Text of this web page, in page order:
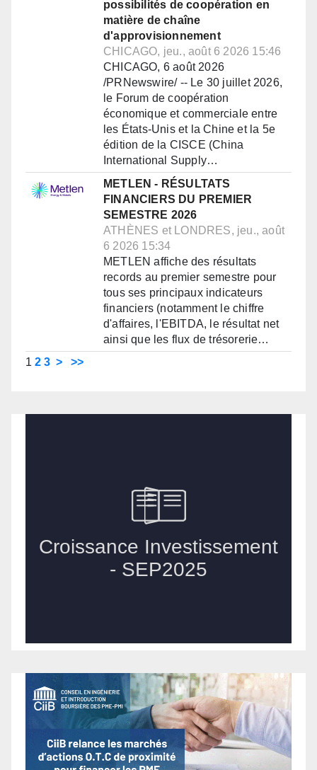
possibilités de coopération en
matière de chaîne
d'approvisionnement
CHICAGO, jeu., août 6 2026 15:46
CHICAGO, 6 août 2026
/PRNewswire/ -- Le 30 juillet 2026,
le Forum de coopération
économique et commerciale entre
les États-Unis et la Chine et la 5e
édition de la CISCE (China
International Supply…
METLEN - RÉSULTATS
FINANCIERS DU PREMIER
SEMESTRE 2026
ATHÈNES et LONDRES, jeu., août
6 2026 15:34
METLEN affiche des résultats
records au premier semestre pour
tous ses principaux indicateurs
financiers (notamment le chiffre
d'affaires, l'EBITDA, le résultat net
ainsi que les flux de trésorerie…
1 2 3 > >>